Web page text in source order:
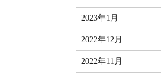
2023年1月
2022年12月
2022年11月